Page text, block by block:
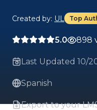
Created by: UL Top
5.0 898
Last Updated 10/
Spanish
Export to your